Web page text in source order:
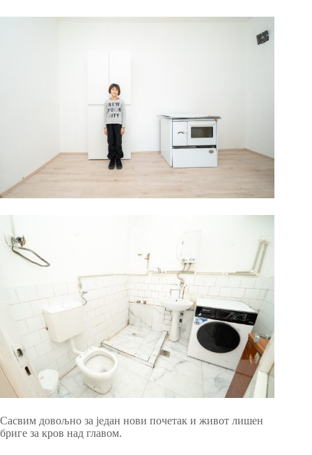
Сасвим довољно за један нови почетак и живот лишен
бриге за кров над главом.